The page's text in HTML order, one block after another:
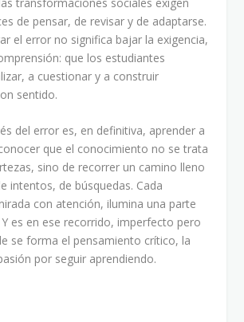
de pensar, de revisar y de adaptarse.
el error no significa bajar la exigencia,
que los estudiantes
a cuestionar y a construir
sentido.
del error es, en definitiva, aprender a
que el conocimiento no se trata
sino de recorrer un camino lleno
intentos, de búsquedas. Cada
con atención, ilumina una parte
es en ese recorrido, imperfecto pero
se forma el pensamiento crítico, la
por seguir aprendiendo.